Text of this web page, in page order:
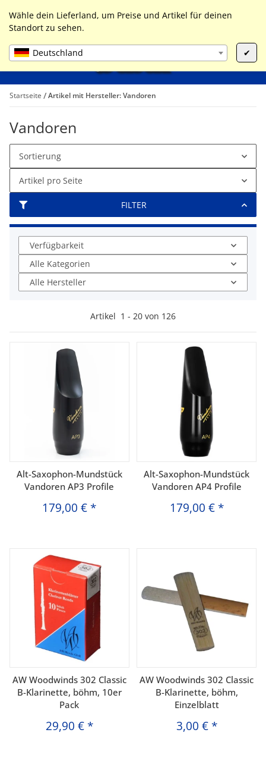
Wähle dein Lieferland, um Preise und Artikel für deinen
Standort zu sehen.
Deutschland ✔
Liste ist leer
Startseite Artikel mit Hersteller: Vandoren
Vandoren
FILTER
Sortierung
Artikel pro Seite
Verfügbarkeit
Alle Kategorien
Alle Hersteller
Artikel 1 - 20 von 126
Alt-Saxophon-Mundstück
Vandoren AP3 Profile
179,00 € *
Alt-Saxophon-Mundstück
Vandoren AP4 Profile
179,00 € *
AW Woodwinds 302 Classic
B-Klarinette, böhm, 10er
Pack
29,90 € *
AW Woodwinds 302 Classic
B-Klarinette, böhm,
Einzelblatt
3,00 € *